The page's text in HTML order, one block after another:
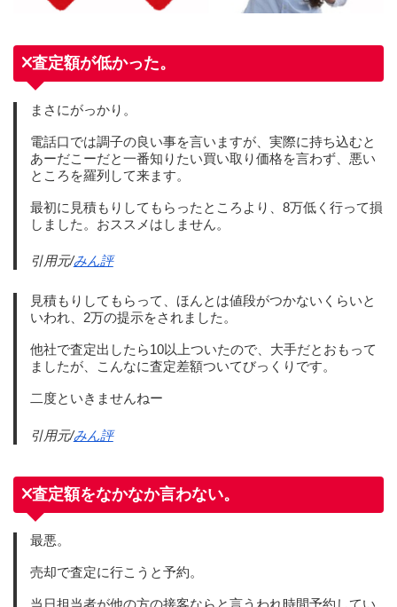
査定額が低かった。
まさにがっかり。
電話口では調子の良い事を言いますが、実際に持ち込むと
あーだこーだと一番知りたい買い取り価格を言わず、悪い
ところを羅列して来ます。
最初に見積もりしてもらったところより、8万低く行って損
しました。おススメはしません。
引用元/みん評
見積もりしてもらって、ほんとは値段がつかないくらいと
いわれ、2万の提示をされました。
他社で査定出したら10以上ついたので、大手だとおもって
ましたが、こんなに査定差額ついてびっくりです。
二度といきませんねー
引用元/みん評
査定額をなかなか言わない。
最悪。
売却で査定に行こうと予約。